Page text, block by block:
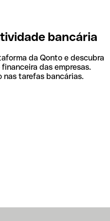
bancária
da Qonto e descubra
das empresas.
nas tarefas bancárias.